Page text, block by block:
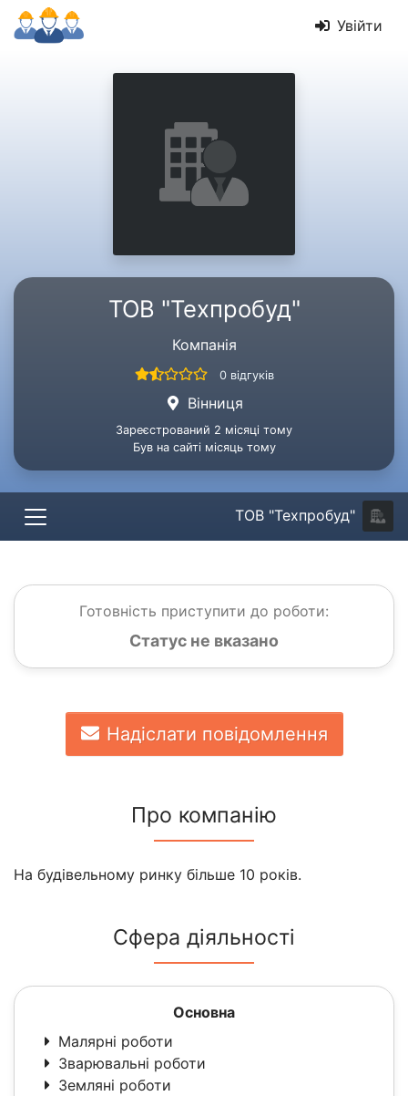
Увійти
ТОВ "Техпробуд"
Компанія
0 відгуків
Вінниця
Зареєстрований 2 місяці тому
Був на сайті місяць тому
ТОВ "Техпробуд"
Готовність приступити до роботи:
Статус не вказано
Надіслати повідомлення
Про компанію
На будівельному ринку більше 10 років.
Сфера діяльності
Основна
Малярні роботи
Зварювальні роботи
Земляні роботи